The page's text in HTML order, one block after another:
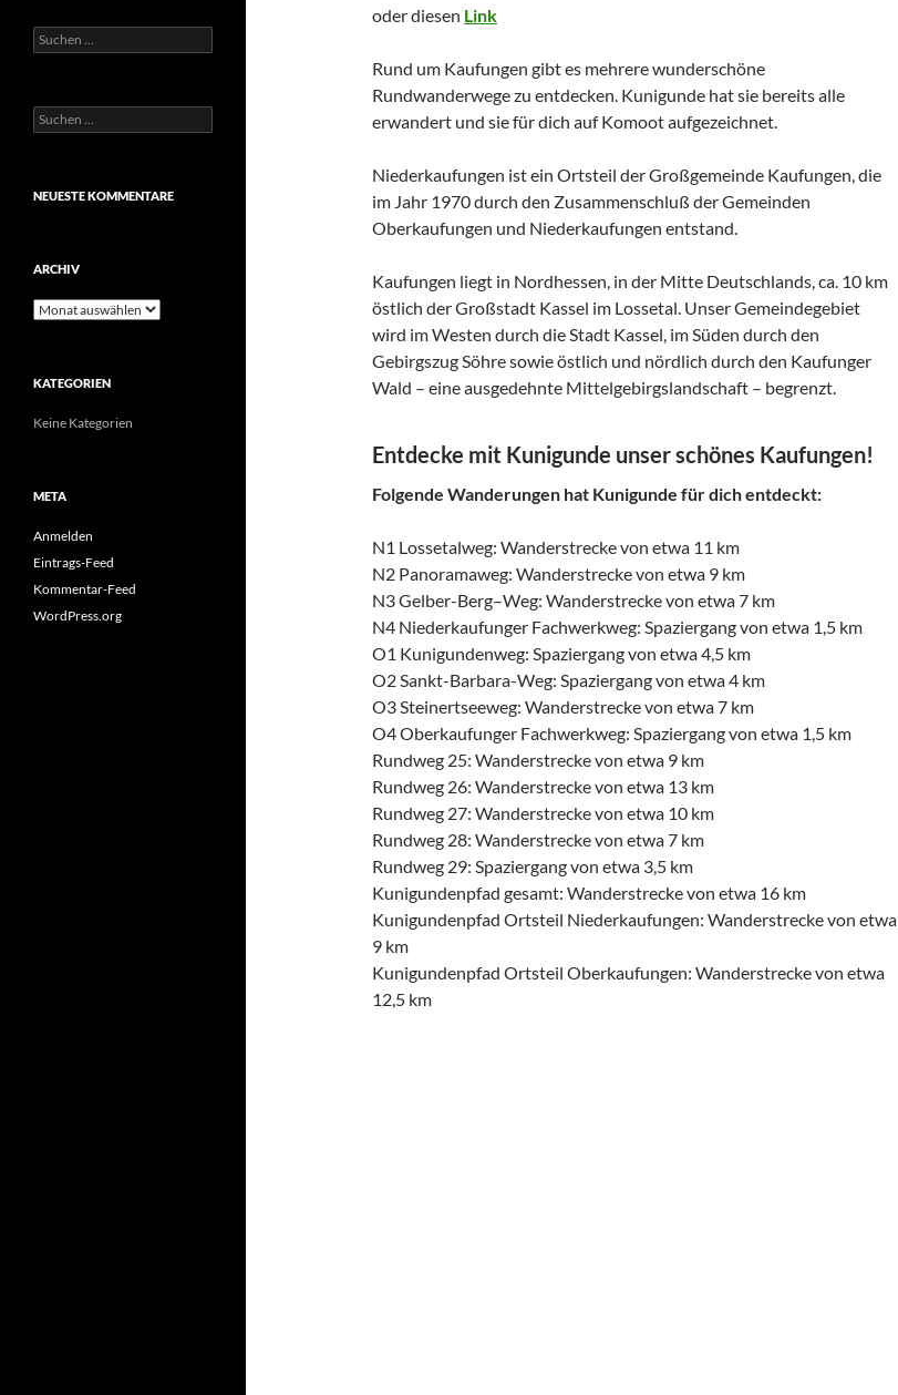
oder diesen Link
Rund um Kaufungen gibt es mehrere wunderschöne
Rundwanderwege zu entdecken. Kunigunde hat sie bereits alle
erwandert und sie für dich auf Komoot aufgezeichnet.
Niederkaufungen ist ein Ortsteil der Großgemeinde Kaufungen, die
im Jahr 1970 durch den Zusammenschluß der Gemeinden
Oberkaufungen und Niederkaufungen entstand.
Kaufungen liegt in Nordhessen, in der Mitte Deutschlands, ca. 10 km
östlich der Großstadt Kassel im Lossetal. Unser Gemeindegebiet
wird im Westen durch die Stadt Kassel, im Süden durch den
Gebirgszug Söhre sowie östlich und nördlich durch den Kaufunger
Wald – eine ausgedehnte Mittelgebirgslandschaft – begrenzt.
Entdecke mit Kunigunde unser schönes Kaufungen!
Folgende Wanderungen hat Kunigunde für dich entdeckt:
N1 Lossetalweg: Wanderstrecke von etwa 11 km
N2 Panoramaweg: Wanderstrecke von etwa 9 km
N3 Gelber-Berg–Weg: Wanderstrecke von etwa 7 km
N4 Niederkaufunger Fachwerkweg: Spaziergang von etwa 1,5 km
O1 Kunigundenweg: Spaziergang von etwa 4,5 km
O2 Sankt-Barbara-Weg: Spaziergang von etwa 4 km
O3 Steinertseeweg: Wanderstrecke von etwa 7 km
O4 Oberkaufunger Fachwerkweg: Spaziergang von etwa 1,5 km
Rundweg 25: Wanderstrecke von etwa 9 km
Rundweg 26: Wanderstrecke von etwa 13 km
Rundweg 27: Wanderstrecke von etwa 10 km
Rundweg 28: Wanderstrecke von etwa 7 km
Rundweg 29: Spaziergang von etwa 3,5 km
Kunigundenpfad gesamt: Wanderstrecke von etwa 16 km
Kunigundenpfad Ortsteil Niederkaufungen: Wanderstrecke von etwa
9 km
Kunigundenpfad Ortsteil Oberkaufungen: Wanderstrecke von etwa
12,5 km
Suchen
nach:
Suchen
nach:
NEUESTE KOMMENTARE
ARCHIV
Archiv
KATEGORIEN
Keine Kategorien
META
Anmelden
Eintrags-Feed
Kommentar-Feed
WordPress.org